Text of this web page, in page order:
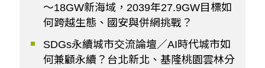
～18GW新海域，2039年27.9GW目標如
何跨越生態、國安與併網挑戰？
SDGs永續城市交流論壇／AI時代城市如
何兼顧永續？台北新北、基隆桃園雲林分